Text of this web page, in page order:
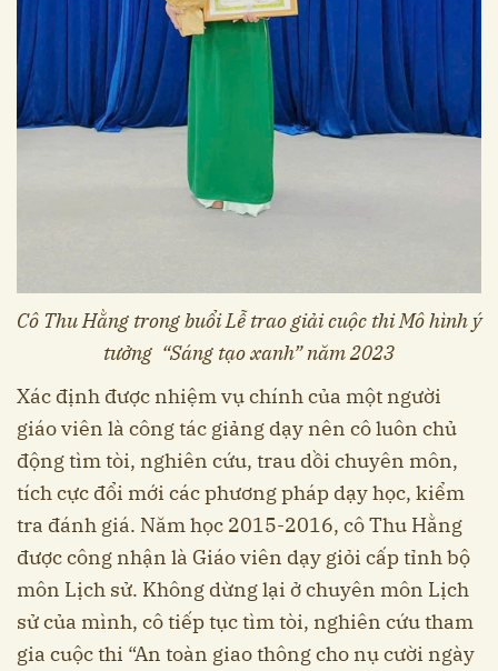
Cô Thu Hằng trong buổi Lễ trao giải cuộc thi Mô hình ý
tưởng “Sáng tạo xanh” năm 2023
Xác định được nhiệm vụ chính của một người
giáo viên là công tác giảng dạy nên cô luôn chủ
động tìm tòi, nghiên cứu, trau dồi chuyên môn,
tích cực đổi mới các phương pháp dạy học, kiểm
tra đánh giá. Năm học 2015-2016, cô Thu Hằng
được công nhận là Giáo viên dạy giỏi cấp tỉnh bộ
môn Lịch sử. Không dừng lại ở chuyên môn Lịch
sử của mình, cô tiếp tục tìm tòi, nghiên cứu tham
gia cuộc thi “An toàn giao thông cho nụ cười ngày